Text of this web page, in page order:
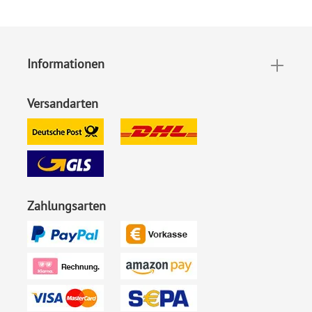
Format:
(geschlossen 105 x 148 mm,
Individuell bedruckt
Klappkarte
Inklusiv-Leistungen:
Foto:
Ecken: Spitze Ecken
Material:
Bilderdruckpapier 300 g /
m², Naturpapier 300 g / m²
Informationen
Versandarten
Zahlungsarten